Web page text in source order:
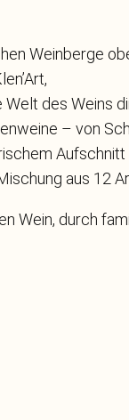
Weinberge
des Weins
– von
aus 12
Wein, durch